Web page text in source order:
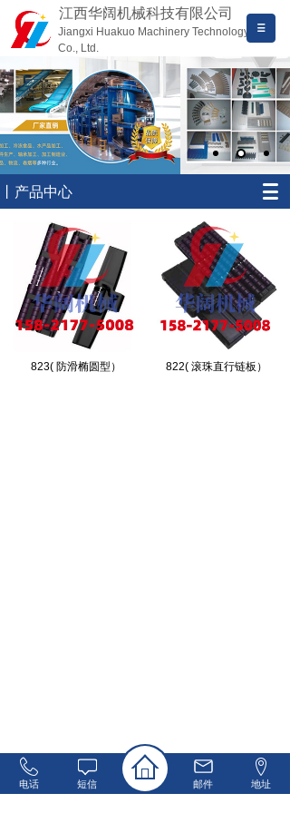
江西华阔机械科技有限公司
Jiangxi Huakuo Machinery Technology
Co., Ltd.
丨产品中心
823( 防滑椭圆型） 822( 滚珠直行链板）
电话 短信 邮件 地址